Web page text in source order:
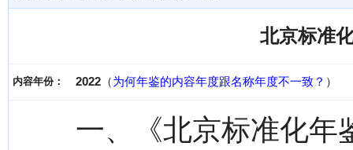
北京标准
内容年份： 2022 （为何年鉴的内容年度跟名称年度不一致？ ）
一、《北京标准化年